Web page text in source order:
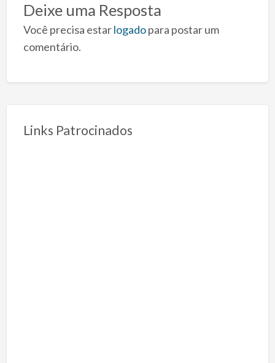
Deixe uma Resposta
Você precisa estarlogadopara postar um
comentário.
Links Patrocinados